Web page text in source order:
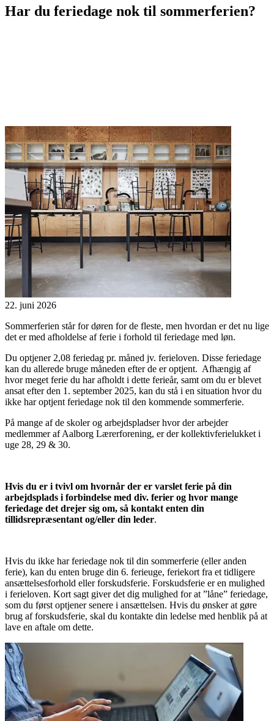
Har du feriedage nok til sommerferien?
22. juni 2026
Sommerferien står for døren for de fleste, men hvordan er det nu lige
det er med afholdelse af ferie i forhold til feriedage med løn.
Du optjener 2,08 feriedag pr. måned jv. ferieloven. Disse feriedage
kan du allerede bruge måneden efter de er optjent. Afhængig af
hvor meget ferie du har afholdt i dette ferieår, samt om du er blevet
ansat efter den 1. september 2025, kan du stå i en situation hvor du
ikke har optjent feriedage nok til den kommende sommerferie.
På mange af de skoler og arbejdspladser hvor der arbejder
medlemmer af Aalborg Lærerforening, er der kollektivferielukket i
uge 28, 29 & 30.
Hvis du er i tvivl om hvornår der er varslet ferie på din
arbejdsplads i forbindelse med div. ferier og hvor mange
feriedage det drejer sig om, så kontakt enten din
tillidsrepræsentant og/eller din leder.
Hvis du ikke har feriedage nok til din sommerferie (eller anden
ferie), kan du enten bruge din 6. ferieuge, feriekort fra et tidligere
ansættelsesforhold eller forskudsferie. Forskudsferie er en mulighed
i ferieloven. Kort sagt giver det dig mulighed for at ”låne” feriedage,
som du først optjener senere i ansættelsen. Hvis du ønsker at gøre
brug af forskudsferie, skal du kontakte din ledelse med henblik på at
lave en aftale om dette.